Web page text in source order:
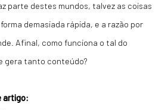
parte destes mundos, talvez as coisas
demasiada rápida, e a razão por
Afinal, como funciona o tal do
gera tanto conteúdo?
artigo: